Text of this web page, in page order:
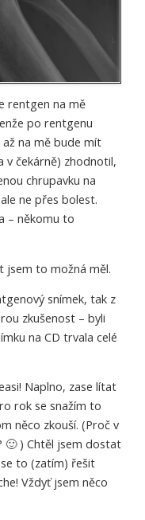
rentgen na mě
po rentgenu
až na mě bude mít
v čekárně) zhodnotil,
chrupavku na
ne přes bolest.
– někomu to
jsem to možná měl.
snímek, tak z
zkušenost – byli
na CD trvala celé
Naplno, zase lítat
rok se snažím to
něco zkouší. (Proč v
🙂 ) Chtěl jsem dostat
to (zatím) řešit
Vždyť jsem něco